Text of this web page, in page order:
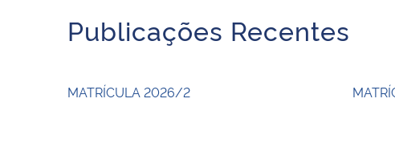
Publicações Recentes
MATRÍCULA 2026/2